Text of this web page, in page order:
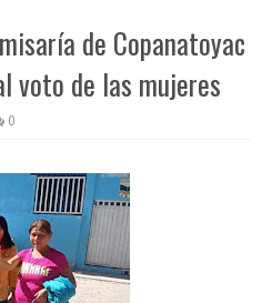
de Copanatoyac
voto de las mujeres
0